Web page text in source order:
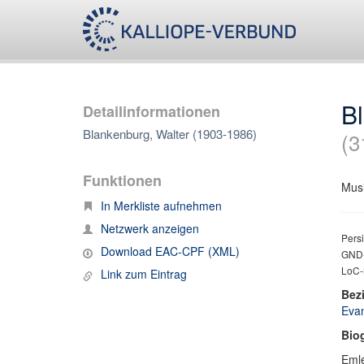
Detailinformationen
Blankenburg, Walter (1903-1986)
Funktionen
In Merkliste aufnehmen
Netzwerk anzeigen
Download EAC-CPF (XML)
Link zum Eintrag